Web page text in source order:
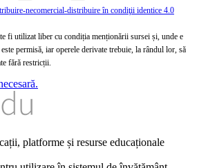
necomercial-distribuire în condiţii identice 4.0
fi utilizat liber cu condiția menționării sursei și, unde e
permisă, iar operele derivate trebuie, la rândul lor, să
fără restricții.
platforme și resurse educaționale